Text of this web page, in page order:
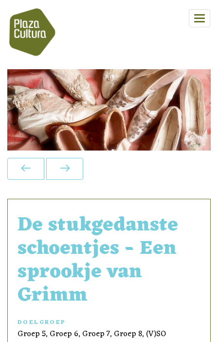
De stukgedanste
schoentjes - Een
sprookje van
Grimm
DOELGROEP
Groep 5, Groep 6, Groep 7, Groep 8, (V)SO